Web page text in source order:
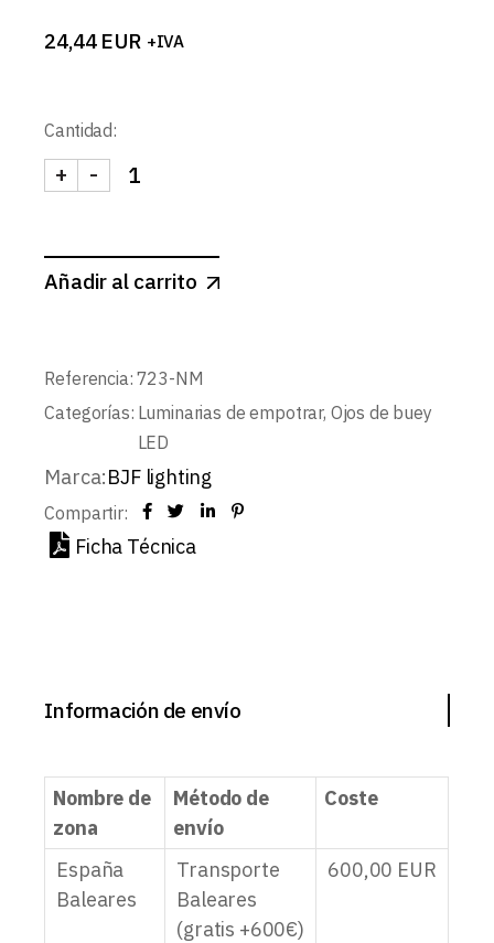
24,44 EUR +IVA
Cantidad:
SPOT CUADRADO CONCAVO Ø66x72mm
-
+
Añadir al carrito
Referencia: 723-NM
Categorías: Luminarias de empotrar, Ojos de buey
LED
Marca:BJF lighting
Compartir:
Ficha Técnica
Información de envío
Nombre de
zona
Método de
envío
Coste
España
Baleares
Transporte
Baleares
(gratis +600€)
600,00 EUR